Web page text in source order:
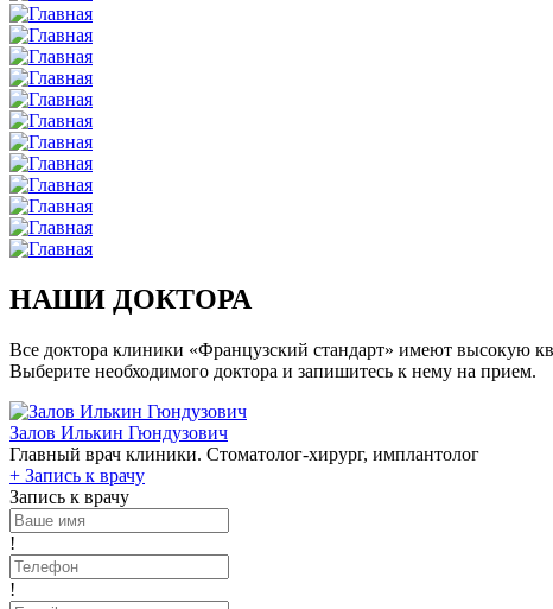
НАШИ ДОКТОРА
Все доктора клиники «Французский стандарт» имеют высокую
Выберите необходимого доктора и запишитесь к нему на прием.
Залов Илькин Гюндузович
Главный врач клиники. Стоматолог-хирург, имплантолог
+ Запись к врачу
Запись к врачу
!
!